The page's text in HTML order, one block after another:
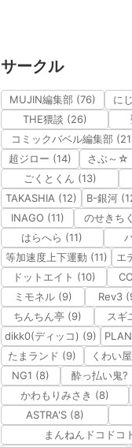
サークル
MUJIN編集部 (76)
に
THE猥談 (26)
コミックバベル編集部
超ジロー (14)
さぶ～☆
ごくとくん (13)
TAKASHIA (12)
B-銀河
INAGO (11)
のせきち
はらへら (11)
等加速度上下運動 (11)
エ
ドットエイト (10)
ミモネル (9)
Rev3
ちんちん亭 (9)
スギ
dikk0(ディッコ) (9)
たまランド (9)
くわい
NG1 (8)
酔っ払い鬼?
かわもりみさき (8)
ASTRA'S (8)
まんねんドコドコ